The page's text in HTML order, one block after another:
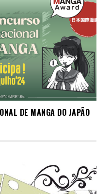
DE MANGA DO JAPÃO